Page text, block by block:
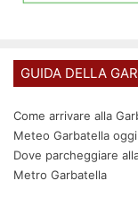
GUIDA DELLA
Come arrivare alla
Meteo Garbatella oggi
Dove parcheggiare
Metro Garbatella